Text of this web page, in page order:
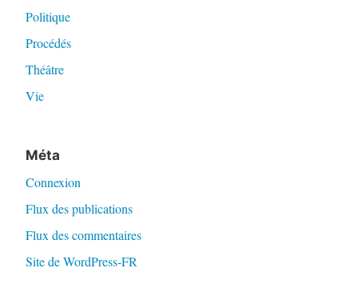
Politique
Procédés
Théâtre
Vie
Méta
Connexion
Flux des publications
Flux des commentaires
Site de WordPress-FR